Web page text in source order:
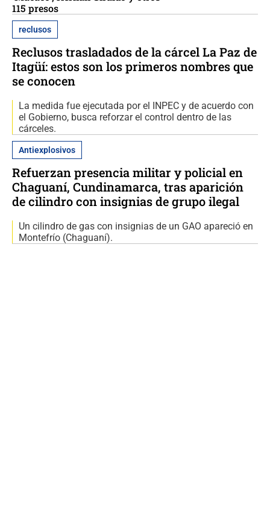
115 presos
reclusos
Reclusos trasladados de la cárcel La Paz de
Itagüí: estos son los primeros nombres que
se conocen
La medida fue ejecutada por el INPEC y de acuerdo con
el Gobierno, busca reforzar el control dentro de las
cárceles.
Antiexplosivos
Refuerzan presencia militar y policial en
Chaguaní, Cundinamarca, tras aparición
de cilindro con insignias de grupo ilegal
Un cilindro de gas con insignias de un GAO apareció en
Montefrío (Chaguaní).